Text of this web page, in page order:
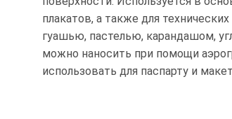
плакатов, а также для
гуашью, пастелью, карандашом,
можно наносить при помощи
использовать для паспарту и